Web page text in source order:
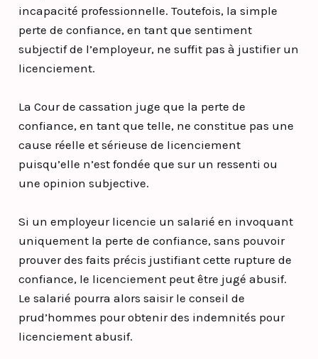
incapacité professionnelle. Toutefois, la simple
perte de confiance, en tant que sentiment
subjectif de l’employeur, ne suffit pas à justifier un
licenciement.
La Cour de cassation juge que la perte de
confiance, en tant que telle, ne constitue pas une
cause réelle et sérieuse de licenciement
puisqu’elle n’est fondée que sur un ressenti ou
une opinion subjective.
Si un employeur licencie un salarié en invoquant
uniquement la perte de confiance, sans pouvoir
prouver des faits précis justifiant cette rupture de
confiance, le licenciement peut être jugé abusif.
Le salarié pourra alors saisir le conseil de
prud’hommes pour obtenir des indemnités pour
licenciement abusif.